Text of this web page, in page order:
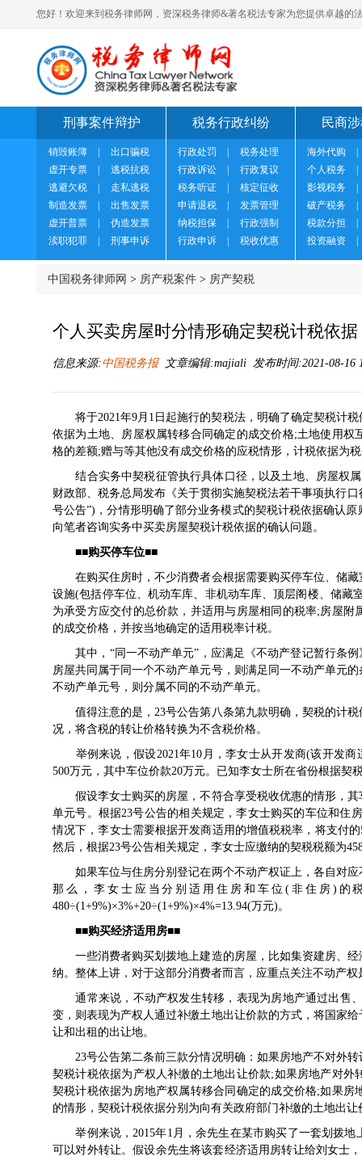
您好！欢迎来到税务律师网，资深税务律师&著名税法专家为您提供卓越的
刑事案件辩护
销毁账簿
出口骗税
虚开专票
逃税抗税
逃避欠税
走私逃税
制造发票
出售发票
虚开普票
伪造发票
渎职犯罪
刑事申诉
税务行政纠纷
行政处罚
税务处理
行政诉讼
行政复议
税务听证
核定征收
申请退税
发票管理
纳税担保
行政强制
行政申诉
税收优惠
民商
海外代购
个人税务
影视税务
破产税务
税款分担
投资融资
中国税务律师网 > 房产税案件 > 房产契税
个人买卖房屋时分情形确定契税计税依据
信息来源:中国税务报文章编辑:majiali 发布时间:2021-08-16
将于2021年9月1日起施行的契税法，明确了确定契税计
依据为土地、房屋权属转移合同确定的成交价格;土地使用
格的差额;赠与等其他没有成交价格的应税情形，计税依据为
结合实务中契税征管执行具体口径，以及土地、房屋权属
财政部、税务总局发布《关于贯彻实施契税法若干事项执行口
号公告”)，分情形明确了部分业务模式的契税计税依据确认
向笔者咨询实务中买卖房屋契税计税依据的确认问题。
■■购买停车位■■
在购买住房时，不少消费者会根据需要购买停车位、储藏
设施(包括停车位、机动车库、非机动车库、顶层阁楼、储
为承受方应交付的总价款，并适用与房屋相同的税率;房屋
的成交价格，并按当地确定的适用税率计税。
其中，“同一不动产单元”，应满足《不动产登记暂行条例
房屋共同属于同一个不动产单元号，则满足同一不动产单元
不动产单元号，则分属不同的不动产单元。
值得注意的是，23号公告第八条第九款明确，契税的计税
况，将含税的转让价格转换为不含税价格。
举例来说，假设2021年10月，李女士从开发商(该开发商
500万元，其中车位价款20万元。已知李女士所在省份根据
假设李女士购买的房屋，不符合享受税收优惠的情形，其
单元号。根据23号公告的相关规定，李女士购买的车位和住
情况下，李女士需要根据开发商适用的增值税税率，将支付
然后，根据23号公告相关规定，李女士应缴纳的契税税额为
如果车位与住房分别登记在两个不动产权证上，各自对应
那么，李女士应当分别适用住房和车位(非住房)的
480÷(1+9%)×3%+20÷(1+9%)×4%=13.94(万元)。
■■购买经济适用房■■
一些消费者购买划拨地上建造的房屋，比如集资建房、经
纳。整体上讲，对于这部分消费者而言，应重点关注不动产
通常来说，不动产权发生转移，表现为房地产通过出售
变，则表现为产权人通过补缴土地出让价款的方式，将国家
让和出租的出让地。
23号公告第二条前三款分情况明确：如果房地产不对外转
契税计税依据为产权人补缴的土地出让价款;如果房地产对
契税计税依据为房地产权属转移合同确定的成交价格;如果
的情形，契税计税依据分别为向有关政府部门补缴的土地出
举例来说，2015年1月，余先生在某市购买了一套划拨地
可以对外转让。假设余先生将该套经济适用房转让给刘女士